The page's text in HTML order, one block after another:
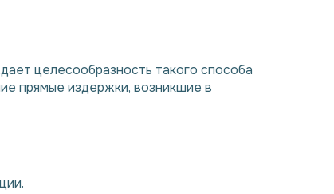
целесообразность такого способа
прямые издержки, возникшие в